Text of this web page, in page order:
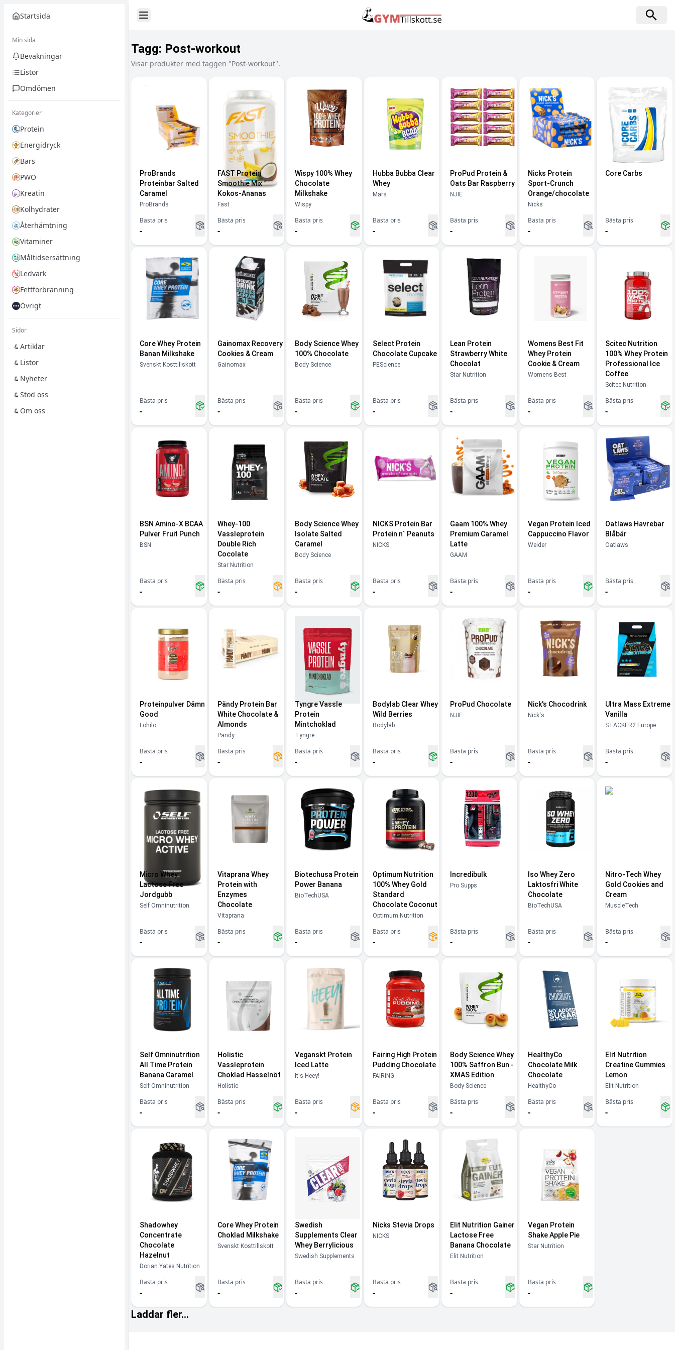
Startsida
Min sida
Bevakningar
Listor
Omdömen
Kategorier
Protein
Energidryck
Bars
PWO
Kreatin
Kolhydrater
Återhämtning
Vitaminer
Måltidsersättning
Ledvärk
Fettförbränning
Övrigt
Sidor
Artiklar
Listor
Nyheter
Stöd oss
Om oss
Toggle Sidebar
Tagg: Post-workout
Visar produkter med taggen "Post-workout".
ProBrands
Proteinbar Salted
Caramel
ProBrands
Bästa pris
-
FAST Protein
Smoothie Mix
Kokos-Ananas
Fast
Bästa pris
-
Wispy 100% Whey
Chocolate
Milkshake
Wispy
Bästa pris
-
Hubba Bubba Clear
Whey
Mars
Bästa pris
-
ProPud Protein &
Oats Bar Raspberry
NJIE
Bästa pris
-
Nicks Protein
Sport-Crunch
Orange/chocolate
Nicks
Bästa pris
-
Core Carbs
Bästa pris
-
Core Whey Protein
Banan Milkshake
Svenskt Kosttillskott
Bästa pris
-
Gainomax Recovery
Cookies & Cream
Gainomax
Bästa pris
-
Body Science Whey
100% Chocolate
Body Science
Bästa pris
-
Select Protein
Chocolate Cupcake
PEScience
Bästa pris
-
Lean Protein
Strawberry White
Chocolat
Star Nutrition
Bästa pris
-
Womens Best Fit
Whey Protein
Cookie & Cream
Womens Best
Bästa pris
-
Scitec Nutrition
100% Whey Protein
Professional Ice
Coffee
Scitec Nutrition
Bästa pris
-
BSN Amino-X BCAA
Pulver Fruit Punch
BSN
Bästa pris
-
Whey-100
Vassleprotein
Double Rich
Cocolate
Star Nutrition
Bästa pris
-
Body Science Whey
Isolate Salted
Caramel
Body Science
Bästa pris
-
NICKS Protein Bar
Protein n´ Peanuts
NICKS
Bästa pris
-
Gaam 100% Whey
Premium Caramel
Latte
GAAM
Bästa pris
-
Vegan Protein Iced
Cappuccino Flavor
Weider
Bästa pris
-
Oatlaws Havrebar
Blåbär
Oatlaws
Bästa pris
-
Proteinpulver Dämn
Good
Lohilo
Bästa pris
-
Pändy Protein Bar
White Chocolate &
Almonds
Pändy
Bästa pris
-
Tyngre Vassle
Protein
Mintchoklad
Tyngre
Bästa pris
-
Bodylab Clear Whey
Wild Berries
Bodylab
Bästa pris
-
ProPud Chocolate
NJIE
Bästa pris
-
Nick's Chocodrink
Nick's
Bästa pris
-
Ultra Mass Extreme
Vanilla
STACKER2 Europe
Bästa pris
-
Micro Whey
Lactose Free
Jordgubb
Self Omninutrition
Bästa pris
-
Vitaprana Whey
Protein with
Enzymes
Chocolate
Vitaprana
Bästa pris
-
Biotechusa Protein
Power Banana
BioTechUSA
Bästa pris
-
Optimum Nutrition
100% Whey Gold
Standard
Chocolate Coconut
Optimum Nutrition
Bästa pris
-
Incredibulk
Pro Supps
Bästa pris
-
Iso Whey Zero
Laktosfri White
Chocolate
BioTechUSA
Bästa pris
-
Nitro-Tech Whey
Gold Cookies and
Cream
MuscleTech
Bästa pris
-
Self Omninutrition
All Time Protein
Banana Caramel
Self Omninutrition
Bästa pris
-
Holistic
Vassleprotein
Choklad Hasselnöt
Holistic
Bästa pris
-
Veganskt Protein
Iced Latte
It's Heey!
Bästa pris
-
Fairing High Protein
Pudding Chocolate
FAIRING
Bästa pris
-
Body Science Whey
100% Saffron Bun -
XMAS Edition
Body Science
Bästa pris
-
HealthyCo
Chocolate Milk
Chocolate
HealthyCo
Bästa pris
-
Elit Nutrition
Creatine Gummies
Lemon
Elit Nutrition
Bästa pris
-
Shadowhey
Concentrate
Chocolate
Hazelnut
Dorian Yates Nutrition
Bästa pris
-
Core Whey Protein
Choklad Milkshake
Svenskt Kosttillskott
Bästa pris
-
Swedish
Supplements Clear
Whey Berrylicious
Swedish Supplements
Bästa pris
-
Nicks Stevia Drops
NICKS
Bästa pris
-
Elit Nutrition Gainer
Lactose Free
Banana Chocolate
Elit Nutrition
Bästa pris
-
Vegan Protein
Shake Apple Pie
Star Nutrition
Bästa pris
-
Laddar fler...